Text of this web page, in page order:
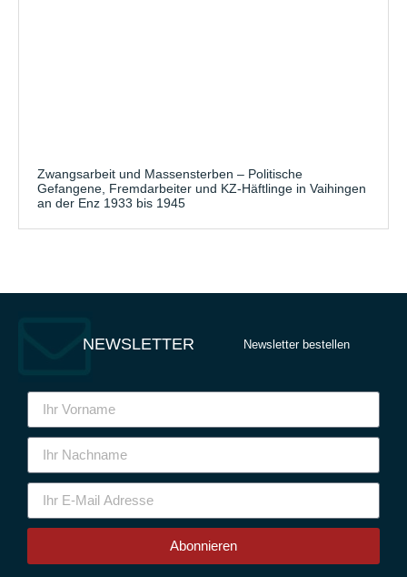
Zwangsarbeit und Massensterben – Politische
Gefangene, Fremdarbeiter und KZ-Häftlinge in Vaihingen
an der Enz 1933 bis 1945
NEWSLETTER Newsletter bestellen
Abonnieren